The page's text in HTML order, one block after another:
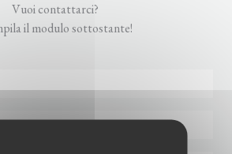
Vuoi contattarci?
il modulo sottostante!